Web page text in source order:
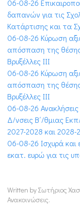
06-08-26
δαπανών για τις
Κατάρτισης και τα
06-08-26 Κύρωση
απόσπαση της
Βρυξέλλες ΙΙΙ
06-08-26 Κύρωση
απόσπαση της
Βρυξέλλες ΙΙΙ
06-08-26
Δ/νσεις Β΄/θμιας
2027-2028 και 2028-
06-08-26 Ισχυρά
εκατ. ευρώ για τις
Written by Σωτήριος
Ανακοινώσεις.